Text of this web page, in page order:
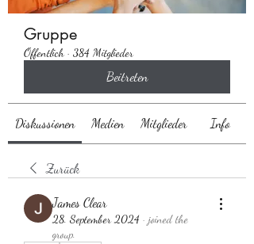
Gruppe
Öffentlich · 384 Mitglieder
Beitreten
Diskussionen Medien Mitglieder Info
Zurück
James Clear
28. September 2024 · joined the
group.